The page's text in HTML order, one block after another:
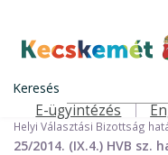
tartalomra
Kecskemét
Keresés
Felső navigáció
E-ügyintézés
Helyi önkormányzati
Helyi Választási Bizottság
Helyi Választási Bizottság
25/2014. (IX.4.) HVB sz.